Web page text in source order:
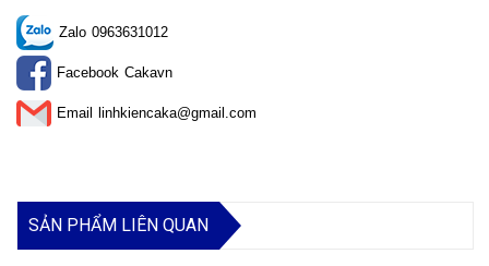
Zalo 0963631012
Facebook Cakavn
Email linhkiencaka@gmail.com
SẢN PHẨM LIÊN QUAN